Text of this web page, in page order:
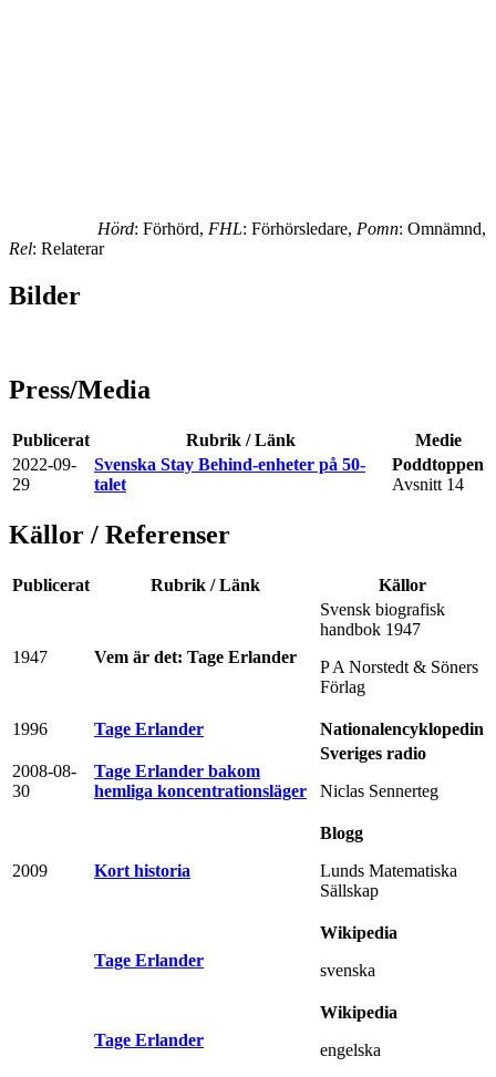
Hörd: Förhörd, FHL: Förhörsledare, Pomn: Omnämnd,
Rel: Relaterar
Bilder
Press/Media
Publicerat Rubrik / Länk
Medie
2022-09-
29
Svenska Stay Behind-enheter på 50-
talet
Poddtoppen
Avsnitt 14
Källor / Referenser
Publicerat Rubrik / Länk Källor
1947 Vem är det: Tage Erlander
Svensk biografisk
handbok 1947
P A Norstedt & Söners
Förlag
1996 Tage Erlander Nationalencyklopedin
2008-08-
30
Tage Erlander bakom
hemliga koncentrationsläger
Sveriges radio
Niclas Sennerteg
2009 Kort historia
Blogg
Lunds Matematiska
Sällskap
Tage Erlander
Wikipedia
svenska
Tage Erlander
Wikipedia
engelska